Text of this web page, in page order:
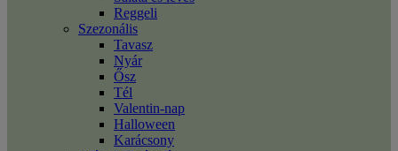
Reggeli
Szezonális
Tavasz
Nyár
Ősz
Tél
Valentin-nap
Halloween
Karácsony